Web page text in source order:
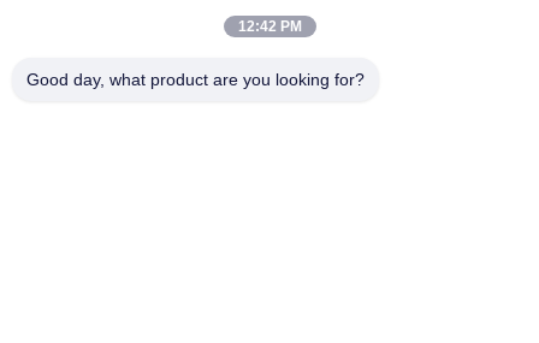
Alimentação contínua automática da máquina quente do
12:42 PM
Good day, what product are you looking for?